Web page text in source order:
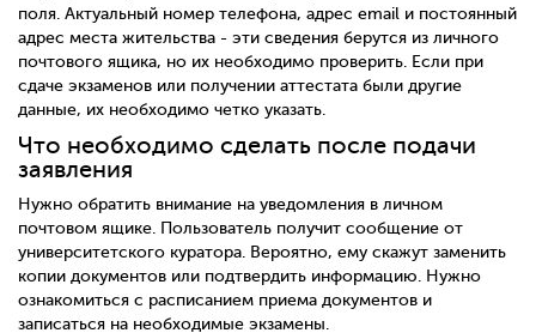
поля. Актуальный номер телефона, адрес email и постоянный
адрес места жительства - эти сведения берутся из личного
почтового ящика, но их необходимо проверить. Если при
сдаче экзаменов или получении аттестата были другие
данные, их необходимо четко указать.
Что необходимо сделать после подачи
заявления
Нужно обратить внимание на уведомления в личном
почтовом ящике. Пользователь получит сообщение от
университетского куратора. Вероятно, ему скажут заменить
копии документов или подтвердить информацию. Нужно
ознакомиться с расписанием приема документов и
записаться на необходимые экзамены.